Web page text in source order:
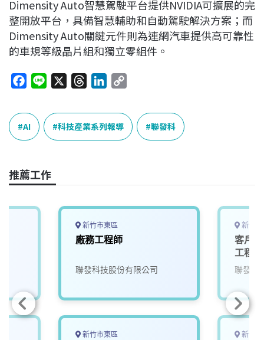
Dimensity Auto智慧駕駛平台提供NVIDIA可擴展的完
整開放平台，具備智慧輔助和自動駕駛解決方案；而
Dimensity Auto關鍵元件則為連網汽車提供高可靠性
的車規等級晶片組和獨立零組件。
c
e
b
o
k
n
r
e
a
n
k
e
n
p
y
L
k
AI 科技產業系列報導 聯發科
推薦工作
新竹市東區
廠務工程師
聯發科技股份有限公司
新竹市東區
新竹
客戶
工程師
聯發科
新竹